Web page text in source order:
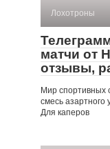
Лохотроны
матчи от
отзывы,
Мир спортивных
смесь азартного
Для каперов